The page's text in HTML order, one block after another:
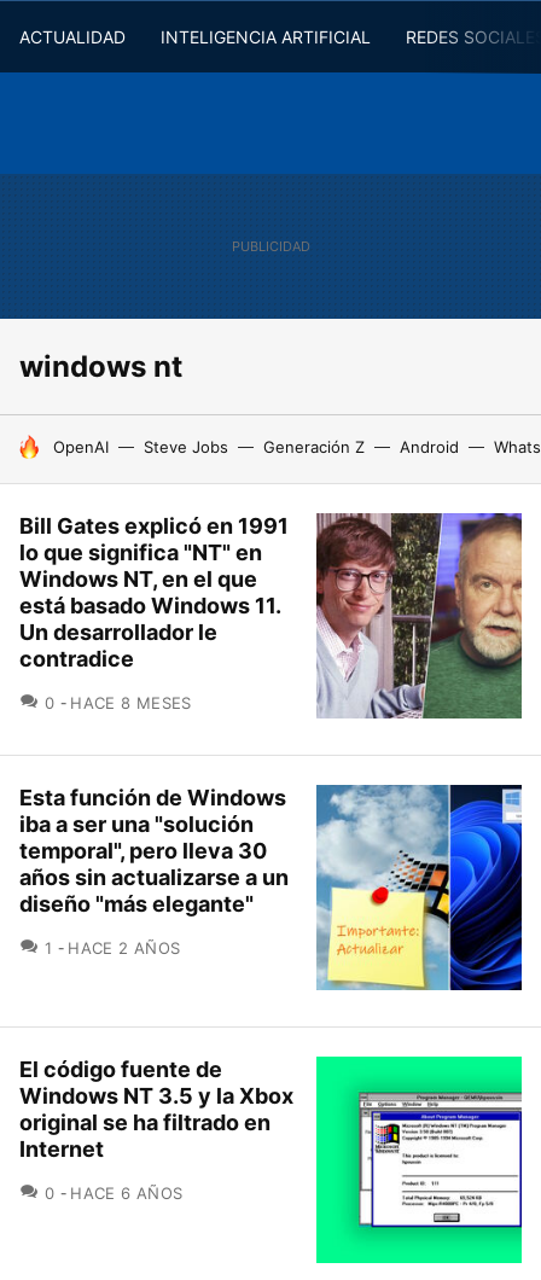
ACTUALIDAD INTELIGENCIA ARTIFICIAL REDES
windows nt
HOY SE HABLA DE
OpenAI Steve Jobs Generación Z Android
Bill Gates explicó en 1991
lo que significa "NT" en
Windows NT, en el que
está basado Windows 11.
Un desarrollador le
contradice
0 COMENTARIOS
HACE 8 MESES
Esta función de Windows
iba a ser una "solución
temporal", pero lleva 30
años sin actualizarse a un
diseño "más elegante"
1 COMENTARIOS
HACE 2 AÑOS
El código fuente de
Windows NT 3.5 y la Xbox
original se ha filtrado en
Internet
0 COMENTARIOS
HACE 6 AÑOS